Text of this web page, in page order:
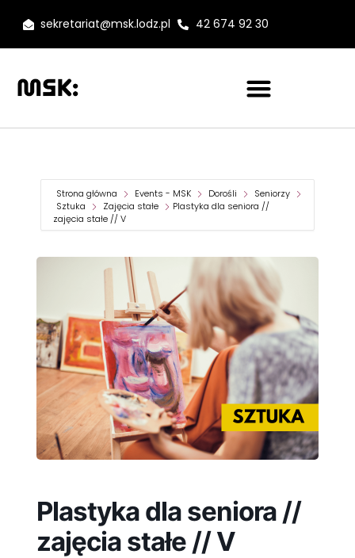
sekretariat@msk.lodz.pl 42 674 92 30
Strona główna Events - MSK Dorośli
Seniorzy
Sztuka
Zajęcia stałe
Plastyka dla seniora //
zajęcia stałe // V
Plastyka dla seniora //
zajęcia stałe // V